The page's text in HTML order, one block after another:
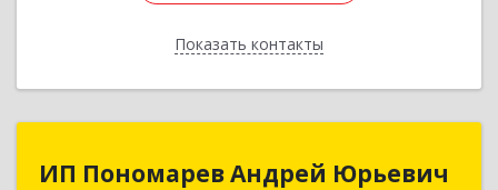
Показать контакты
Назад
ИП Пономарев Андрей Юрьевич
ИП Пономарев Андрей Юрьевич